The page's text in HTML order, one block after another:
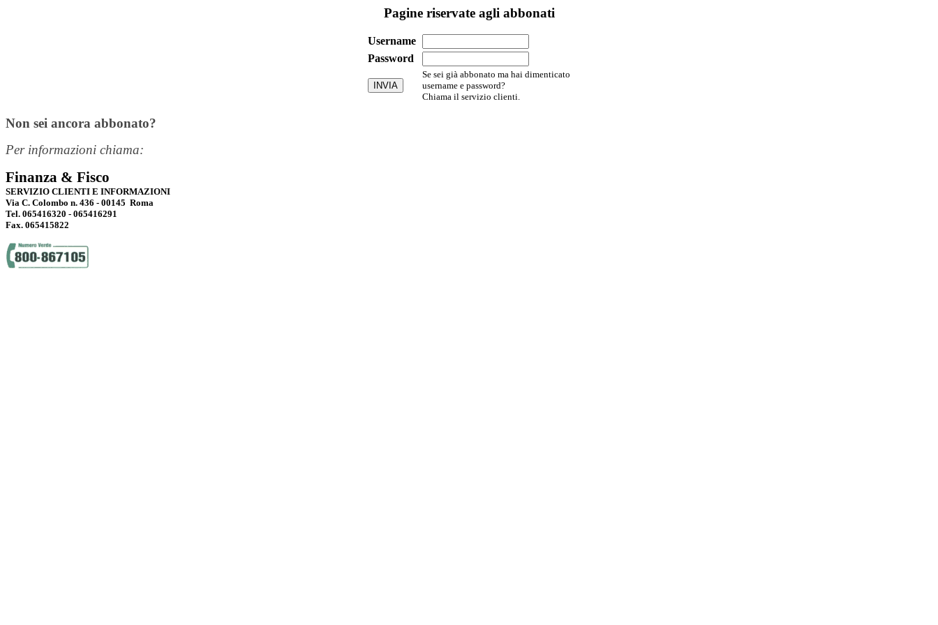
Pagine riservate agli abbonati
Username
Password
Se sei già abbonato ma hai dimenticato
username e password?
Chiama il servizio clienti.
Non sei ancora abbonato?
Per informazioni chiama:
Finanza & Fisco
SERVIZIO CLIENTI E INFORMAZIONI
Via C. Colombo n. 436 - 00145 Roma
Tel. 065416320 - 065416291
Fax. 065415822